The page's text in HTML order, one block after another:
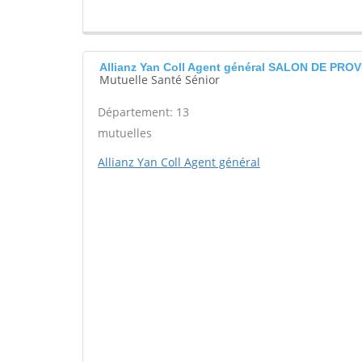
Allianz Yan Coll Agent général SALON DE
Mutuelle Santé Sénior
Département: 13
mutuelles
Allianz Yan Coll Agent général